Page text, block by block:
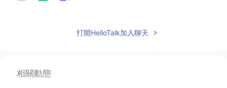
Hi Jennifer I would appreciate your help
打開HelloTalk加入聊天
相關動態